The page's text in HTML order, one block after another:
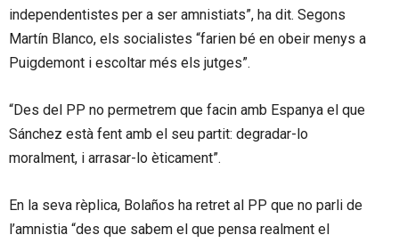
independentistes per a ser amnistiats”, ha dit. Segons
Martín Blanco, els socialistes “farien bé en obeir menys a
Puigdemont i escoltar més els jutges”.
“Des del PP no permetrem que facin amb Espanya el que
Sánchez està fent amb el seu partit: degradar-lo
moralment, i arrasar-lo èticament”.
En la seva rèplica, Bolaños ha retret al PP que no parli de
l’amnistia “des que sabem el que pensa realment el